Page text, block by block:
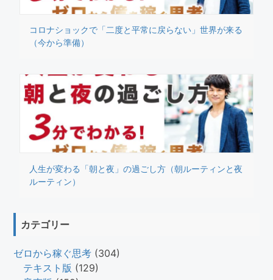
コロナショックで「二度と平常に戻らない」世界が来る
（今から準備）
人生が変わる「朝と夜」の過ごし方（朝ルーティンと夜
ルーティン）
カテゴリー
ゼロから稼ぐ思考 (304)
テキスト版 (129)